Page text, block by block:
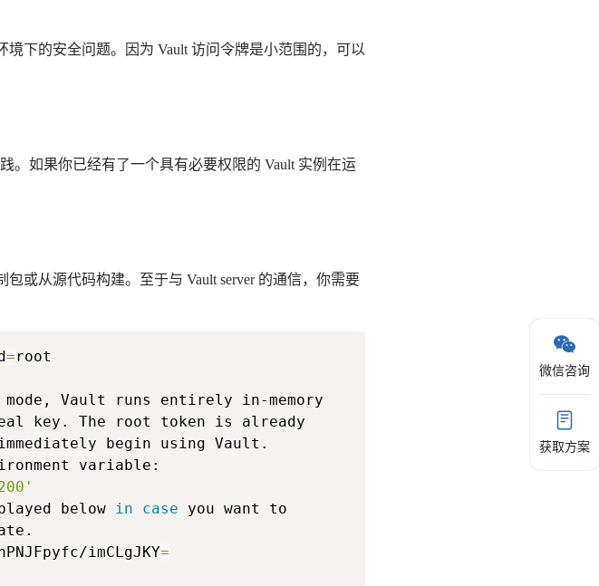
下的安全问题。因为 Vault 访问令牌是小范围的，可以
。如果你已经有了一个具有必要权限的 Vault 实例在运
或从源代码构建。至于与 Vault server 的通信，你需要
=
below in case
imCLgJKY=
微信咨询
获取方案